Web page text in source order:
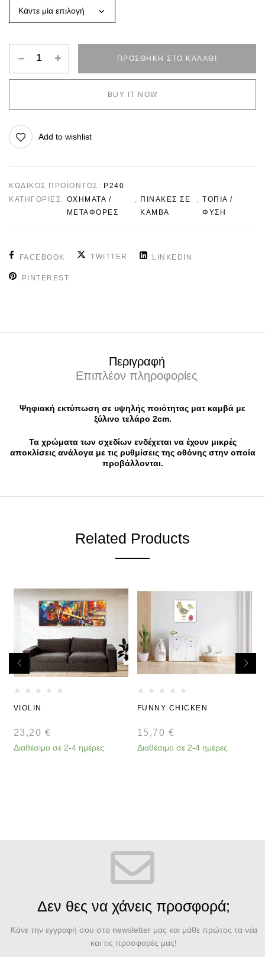
ΠΡΟΣΘΉΚΗ ΣΤΟ ΚΑΛΆΘΙ
BUY IT NOW
Add to wishlist
ΚΩΔΙΚΌΣ ΠΡΟΪΌΝΤΟΣ: P240
ΚΑΤΗΓΟΡΊΕΣ: ΟΧΗΜΑΤΑ /
ΜΕΤΑΦΟΡΕΣ
ΠΙΝΑΚΕΣ ΣΕ
ΚΑΜΒΑ
ΤΟΠΙΑ /
ΦΥΣΗ
FACEBOOK TWITTER LINKEDIN
PINTEREST
Περιγραφή
Επιπλέον πληροφορίες
Ψηφιακή εκτύπωση σε υψηλής ποιότητας ματ καμβά με
ξύλινο τελάρο 2cm.
Τα χρώματα των σχεδίων ενδέχεται να έχουν μικρές
αποκλίσεις ανάλογα με τις ρυθμίσεις της οθόνης στην οποία
προβάλλονται.
Related Products
VIOLIN
23,20 €
Διαθέσιμο σε 2-4 ημέρες
FUNNY CHICKEN
15,70 €
Διαθέσιμο σε 2-4 ημέρες
Δεν θες να χάνεις προσφορά;
Κάνε την εγγραφή σου στο newsletter μας και μάθε πρώτος τα νέα
και τις προσφορές μας!